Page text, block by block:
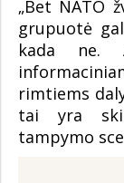
„Bet NATO
grupuotė
kada ne.
rimtiems
tai yra
tampymo